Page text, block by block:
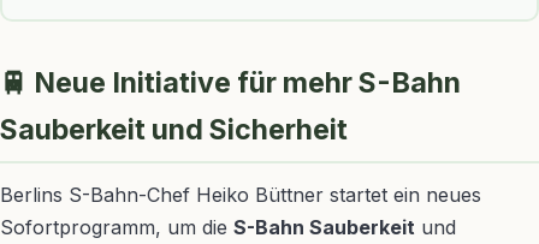
🚆 Neue Initiative für mehr S-Bahn
Sauberkeit und Sicherheit
Berlins S-Bahn-Chef Heiko Büttner startet ein neues
Sofortprogramm, um die S-Bahn Sauberkeit und